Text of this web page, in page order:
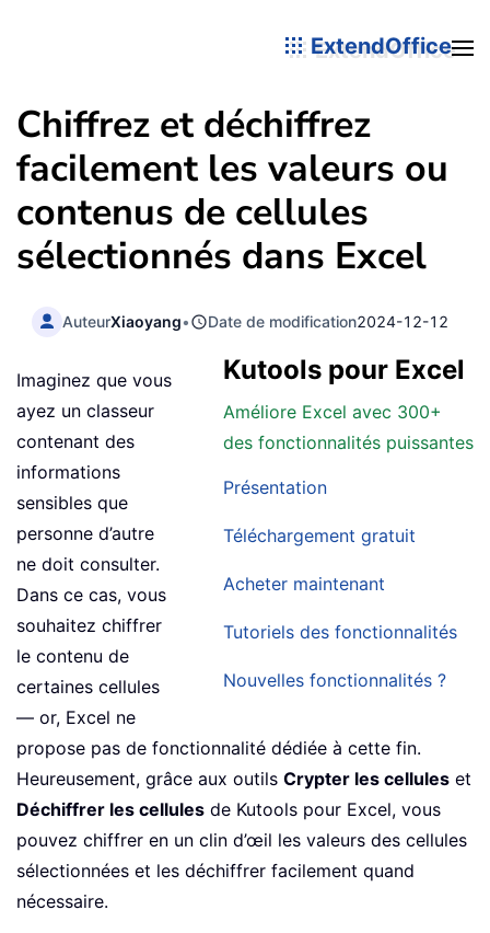
ExtendOffice
Chiffrez et déchiffrez
facilement les valeurs ou
contenus de cellules
sélectionnés dans Excel
AuteurXiaoyang• Date de modification2024-12-12
Kutools pour Excel
Améliore Excel avec 300+
des fonctionnalités puissantes
Présentation
Téléchargement gratuit
Acheter maintenant
Tutoriels des fonctionnalités
Nouvelles fonctionnalités ?
Imaginez que vous
ayez un classeur
contenant des
informations
sensibles que
personne d’autre
ne doit consulter.
Dans ce cas, vous
souhaitez chiffrer
le contenu de
certaines cellules
— or, Excel ne
propose pas de fonctionnalité dédiée à cette fin.
Heureusement, grâce aux outils Crypter les cellules et
Déchiffrer les cellules de Kutools pour Excel, vous
pouvez chiffrer en un clin d’œil les valeurs des cellules
sélectionnées et les déchiffrer facilement quand
nécessaire.